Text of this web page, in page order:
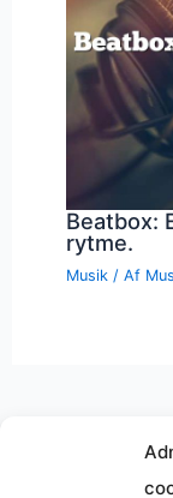
Beatbox:
rytme.
Musik / Af